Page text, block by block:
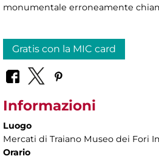
monumentale erroneamente
Gratis con la MIC card
Informazioni
Luogo
Mercati di Traiano Museo dei Fori
Orario